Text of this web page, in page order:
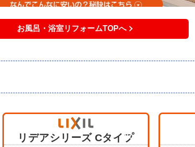
お風呂・浴室リフォームTOPへ
リデアシリーズ Cタイプ
No.4